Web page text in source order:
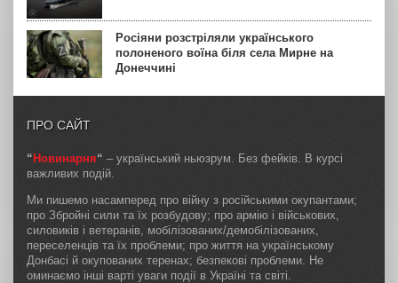
Росіяни розстріляли українського
полоненого воїна біля села Мирне на
Донеччині
ПРО САЙТ
“Новинарня“ – український ньюзрум. Без фейків. В курсі
важливих подій.
Ми пишемо насамперед про війну з російськими окупантами;
про Збройні сили та їх розбудову; про армію і військових,
силовиків і ветеранів, мобілізованих/демобілізованих,
переселенців та їх проблеми; про життя на українському
Донбасі й окупованих теренах; безпекові проблеми. Не
оминаємо інші варті уваги події в Україні та світі.